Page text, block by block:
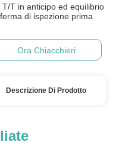
T in anticipo ed equilibrio
di ispezione prima
Ora Chiacchieri
Descrizione Di Prodotto